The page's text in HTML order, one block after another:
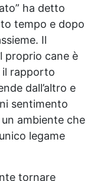
ha detto
tempo e dopo
Il
proprio cane è
il rapporto
dall’altro e
sentimento
ambiente che
legame
tornare